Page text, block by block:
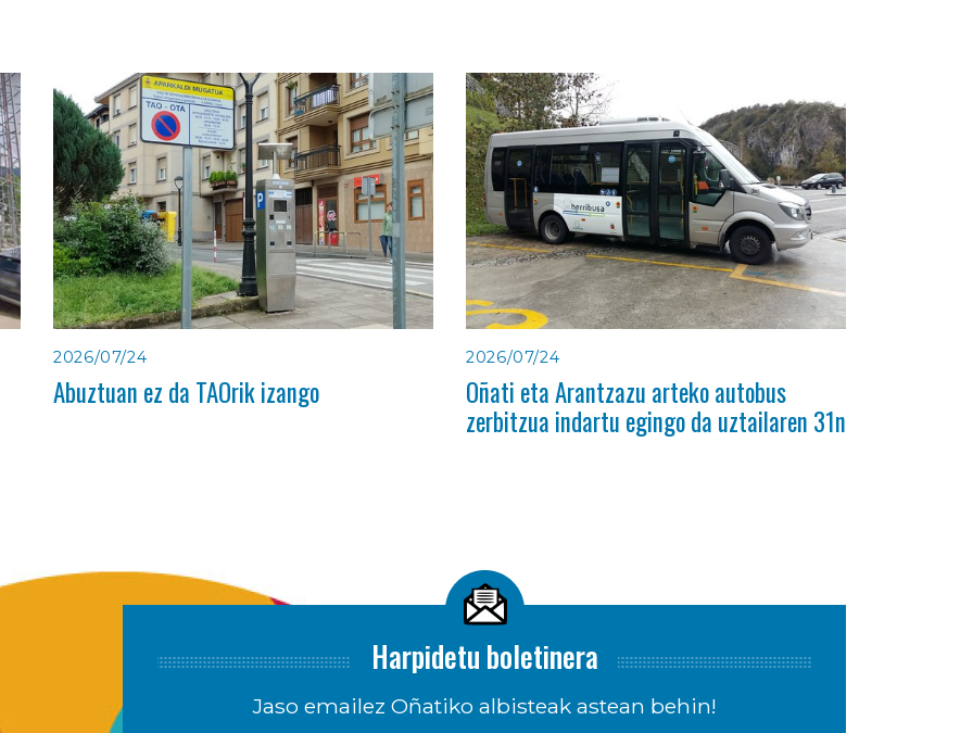
2026/07/24
Abuztuan ez da TAOrik izango
2026/07/24
Oñati eta Arantzazu arteko autobus
zerbitzua indartu egingo da uztailaren 31n
Harpidetu boletinera
Jaso emailez Oñatiko albisteak astean behin!